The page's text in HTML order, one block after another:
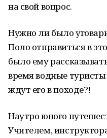
на свой вопрос.
Нужно ли было
Поло отправиться в
было ему
время водные
ждут его в походе?!
Наутро юного
Учителем,